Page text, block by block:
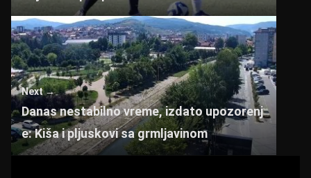
Next →
Danas nestabilno vreme, izdato upozorenj
e: Kiša i pljuskovi sa grmljavinom